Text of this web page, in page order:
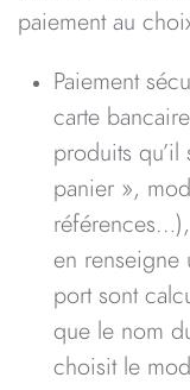
paiement au
Paiement
carte
produits qu’il
panier »,
en renseigne
port sont
que le nom
choisit le